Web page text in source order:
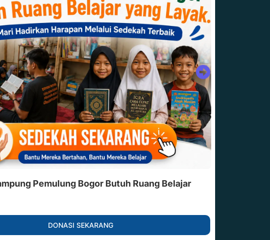
Pemulung Bogor Butuh Ruang Belajar
DONASI SEKARANG